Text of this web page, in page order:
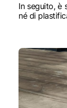
In seguito, è
né di